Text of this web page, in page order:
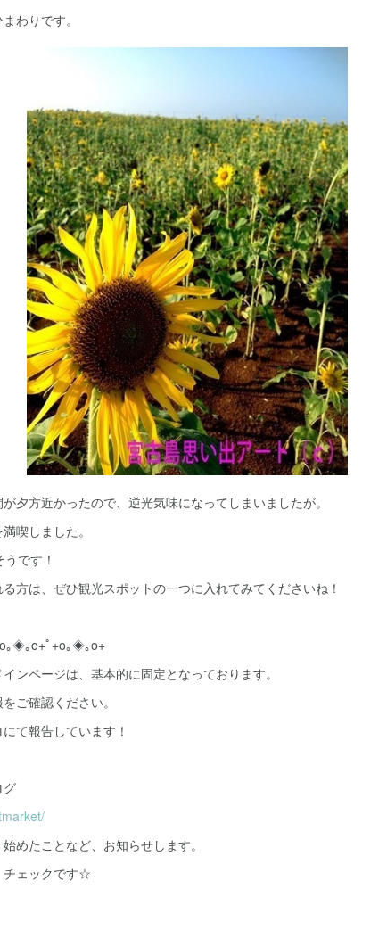
わりです。
夕方近かったので、逆光気味になってしまいましたが。
喫しました。
です！
方は、ぜひ観光スポットの一つに入れてみてくださいね！
｡◈｡o+ﾟ+o｡◈｡o+
ンページは、基本的に固定となっております。
ご確認ください。
て報告しています！
グ
めたことなど、お知らせします。
チェックです☆